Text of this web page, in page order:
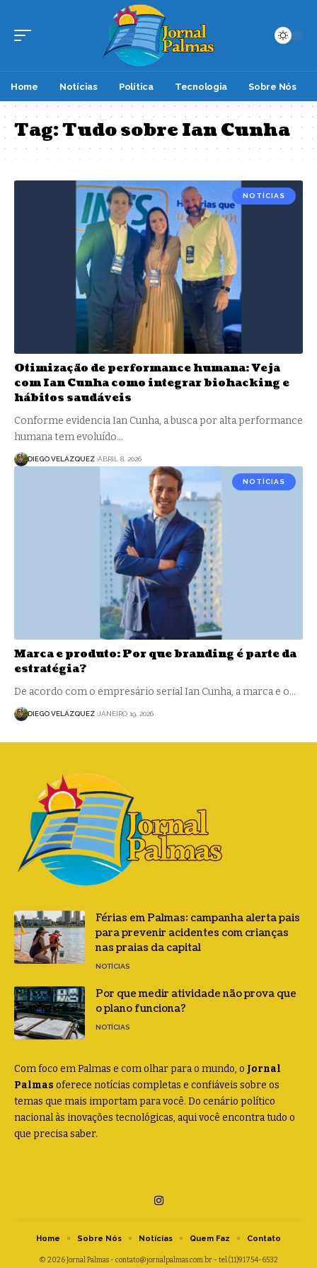
Home Notícias Política Tecnologia Sobre Nós
Tag:Tudo sobre Ian Cunha
NOTÍCIAS
Otimização de performance humana: Veja
com Ian Cunha como integrar biohacking e
hábitos saudáveis
Conforme evidencia Ian Cunha, a busca por alta performance
humana tem evoluído…
DIEGO VELÁZQUEZ ABRIL 8, 2026
NOTÍCIAS
Marca e produto: Por que branding é parte da
estratégia?
De acordo com o empresário serial Ian Cunha, a marca e o…
DIEGO VELÁZQUEZ JANEIRO 19, 2026
Férias em Palmas: campanha alerta pais
para prevenir acidentes com crianças
nas praias da capital
NOTÍCIAS
Por que medir atividade não prova que
o plano funciona?
NOTÍCIAS
Com foco em Palmas e com olhar para o mundo, o Jornal
Palmas oferece notícias completas e confiáveis sobre os
temas que mais importam para você. Do cenário político
nacional às inovações tecnológicas, aqui você encontra tudo o
que precisa saber.
© 2026 Jornal Palmas - contato@jornalpalmas.com.br - tel.(11)91754-6532
Home Sobre Nós Notícias Quem Faz Contato